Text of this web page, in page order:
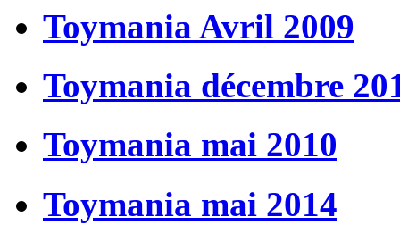
Toymania Avril 2009
Toymania décembre
Toymania mai 2010
Toymania mai 2014